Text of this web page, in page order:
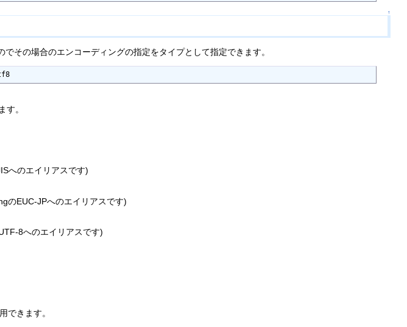
↑
その場合のエンコーディングの指定をタイプとして指定できます。
す。
へのエイリアスです)
のEUC-JPへのエイリアスです)
8へのエイリアスです)
できます。